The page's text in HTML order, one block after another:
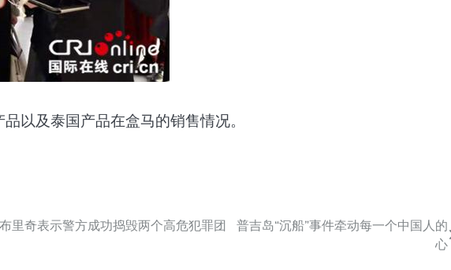
以及泰国产品在盒马的销售情况。
里奇表示警方成功捣毁两个高危犯罪团
普吉岛“沉船”事件牵动每一个中国人的
心